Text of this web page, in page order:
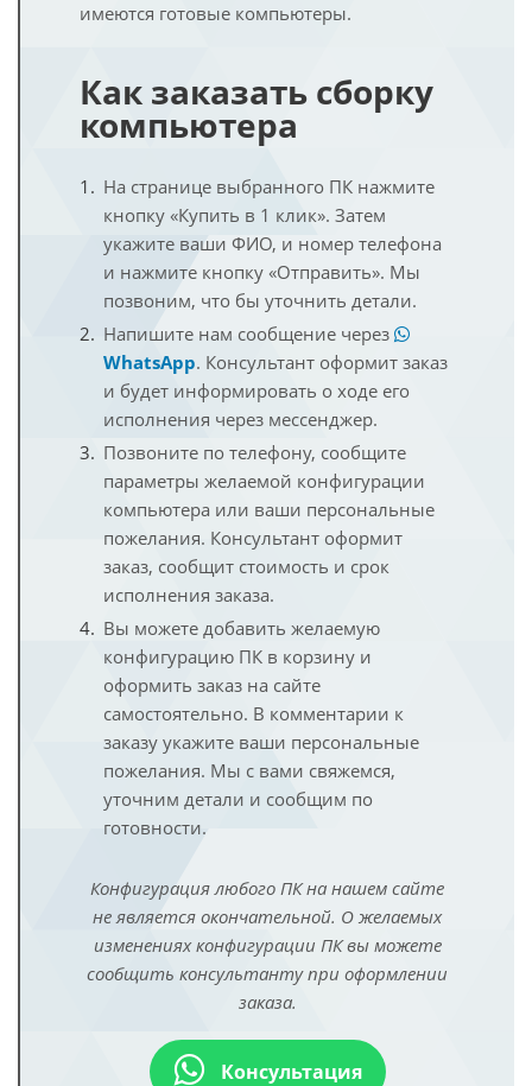
имеются готовые компьютеры.
Как заказать сборку
компьютера
На странице выбранного ПК нажмите
кнопку «Купить в 1 клик». Затем
укажите ваши ФИО, и номер телефона
и нажмите кнопку «Отправить». Мы
позвоним, что бы уточнить детали.
Напишите нам сообщение через
WhatsApp. Консультант оформит заказ
и будет информировать о ходе его
исполнения через мессенджер.
Позвоните по телефону, сообщите
параметры желаемой конфигурации
компьютера или ваши персональные
пожелания. Консультант оформит
заказ, сообщит стоимость и срок
исполнения заказа.
Вы можете добавить желаемую
конфигурацию ПК в корзину и
оформить заказ на сайте
самостоятельно. В комментарии к
заказу укажите ваши персональные
пожелания. Мы с вами свяжемся,
уточним детали и сообщим по
готовности.
Конфигурация любого ПК на нашем сайте
не является окончательной. О желаемых
изменениях конфигурации ПК вы можете
сообщить консультанту при оформлении
заказа.
Консультация